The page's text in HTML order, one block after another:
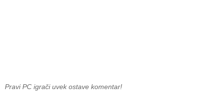
Pravi PC igrači uvek ostave komentar!